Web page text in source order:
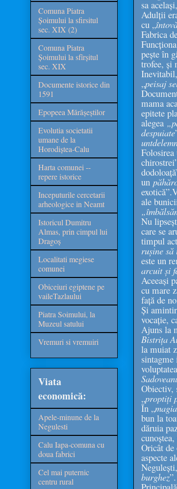
sa
Adulții
cu „
Fabrica
pește în
trofee, și
„peisaj
mama
epitete
alegea
despuiate
Folosirea
un
ale
Nu
care se
timpul
rușine
este un
arcuit și
Aceeași
cu mare
față de
Și
vocație,
Ajuns la
Bistrița
la muiat
Obiectiv,
„proptiți
În „
bun la
dăruia
cunoștea,
Oricât
aspecte
burghez”.
Comuna Piatra
Șoimului la sfirsitul
sec. XIX (2)
Comuna Piatra
Șoimului la sfîrșitul
sec. XIX
Documente istorice din
1591
Epopeea Mărășeștilor
Evolutia societatii
umane de la
Horodiștea-Calu
Harta comunei --
repere istorice
Inceputurile cercetarii
arheologice in Neamt
Istoricul Dumitru
Almas, prin cimpul lui
Dragoș
Localitati megiese
comunei
Obiceiuri egiptene pe
vaileTazlaului
Piatra Soimului, la
Muzeul satului
Vremuri si vremuiri
Viata
economică:
Apele-minune de la
Negulesti
Calu Iapa-comuna cu
doua fabrici
Cel mai puternic
centru rural